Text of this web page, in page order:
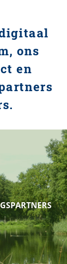
ons
en